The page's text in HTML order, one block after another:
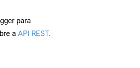
para
a API REST.